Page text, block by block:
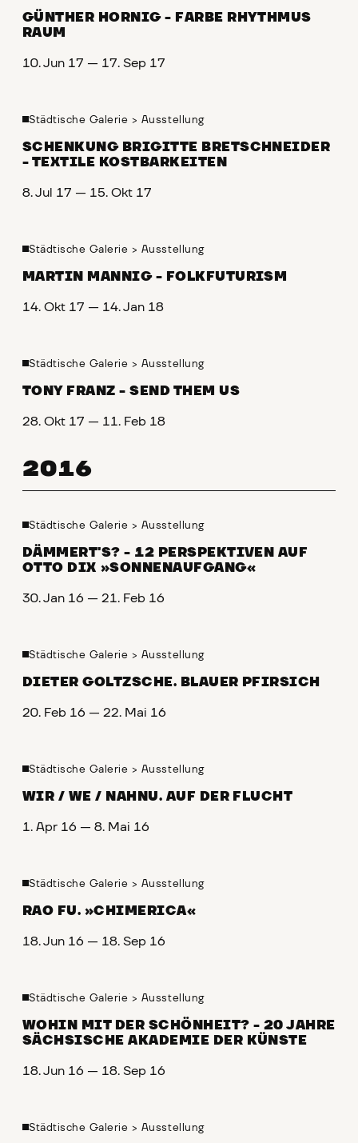
GÜNTHER HORNIG - FARBE RHYTHMUS
RAUM
10. Jun 17 — 17. Sep 17
Städtische Galerie > Ausstellung
SCHENKUNG BRIGITTE BRETSCHNEIDER
- TEXTILE KOSTBARKEITEN
8. Jul 17 — 15. Okt 17
Städtische Galerie > Ausstellung
MARTIN MANNIG - FOLKFUTURISM
14. Okt 17 — 14. Jan 18
Städtische Galerie > Ausstellung
TONY FRANZ - SEND THEM US
28. Okt 17 — 11. Feb 18
2016
Städtische Galerie > Ausstellung
DÄMMERT'S? - 12 PERSPEKTIVEN AUF
OTTO DIX »SONNENAUFGANG«
30. Jan 16 — 21. Feb 16
Städtische Galerie > Ausstellung
DIETER GOLTZSCHE. BLAUER PFIRSICH
20. Feb 16 — 22. Mai 16
Städtische Galerie > Ausstellung
WIR / WE / NAHNU. AUF DER FLUCHT
1. Apr 16 — 8. Mai 16
Städtische Galerie > Ausstellung
RAO FU. »CHIMERICA«
18. Jun 16 — 18. Sep 16
Städtische Galerie > Ausstellung
WOHIN MIT DER SCHÖNHEIT? - 20 JAHRE
SÄCHSISCHE AKADEMIE DER KÜNSTE
18. Jun 16 — 18. Sep 16
Städtische Galerie > Ausstellung